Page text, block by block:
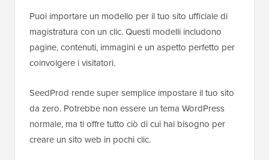
Puoi importare un modello per il tuo sito ufficiale di
magistratura con un clic. Questi modelli includono
pagine, contenuti, immagini e un aspetto perfetto per
coinvolgere i visitatori.
SeedProd rende super semplice impostare il tuo sito
da zero. Potrebbe non essere un tema WordPress
normale, ma ti offre tutto ciò di cui hai bisogno per
creare un sito web in pochi clic.